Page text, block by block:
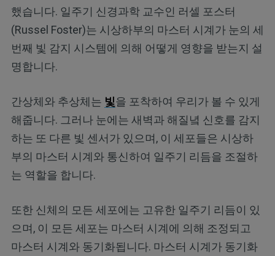
했습니다. 일주기 신경과학 교수인 러셀 포스터
(Russel Foster)는 시상하부의 마스터 시계가 눈의 세
번째 빛 감지 시스템에 의해 어떻게 영향을 받는지 설
명합니다.
간상체와 추상체는 빛을 포착하여 우리가 볼 수 있게
해줍니다. 그러나 눈에는 새벽과 해질녘 신호를 감지
하는 또 다른 빛 센서가 있으며, 이 세포들은 시상하
부의 마스터 시계와 통신하여 일주기 리듬을 조절하
는 역할을 합니다.
또한 신체의 모든 세포에는 고유한 일주기 리듬이 있
으며, 이 모든 세포는 마스터 시계에 의해 조정되고
마스터 시계와 동기화됩니다. 마스터 시계가 동기화